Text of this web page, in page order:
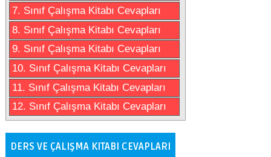
7. Sınıf Çalışma Kitabı Cevapları
8. Sınıf Çalışma Kitabı Cevapları
9. Sınıf Çalışma Kitabı Cevapları
10. Sınıf Çalışma Kitabı Cevapları
11. Sınıf Çalışma Kitabı Cevapları
12. Sınıf Çalışma Kitabı Cevapları
DERS VE ÇALIŞMA KITABI CEVAPLARI